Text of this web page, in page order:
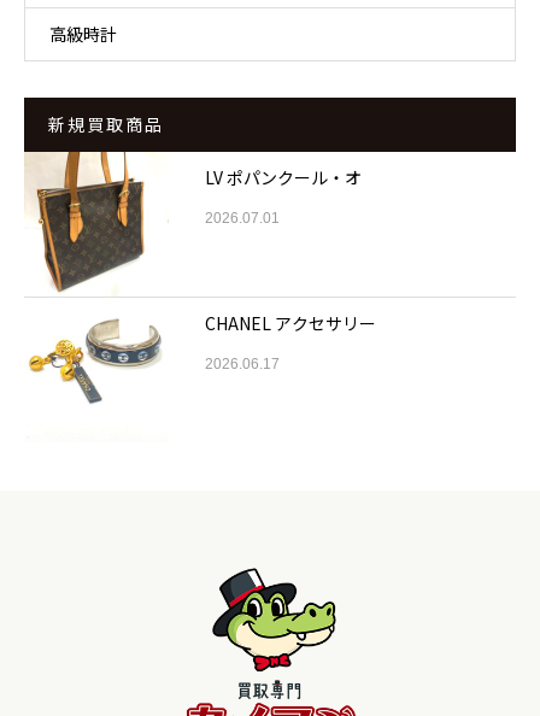
高級時計
新規買取商品
LV ポパンクール・オ
2026.07.01
CHANEL アクセサリー
2026.06.17